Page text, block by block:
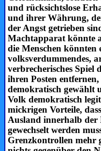
und rücksichtslose
und ihrer Währung,
der Angst getrieben
Machtapparat könnte
die Menschen könnten
volksverdummendes,
verbrecherisches Spiel
ihren Posten
demokratisch gewählt
Volk demokratisch
mickrigen Vorteile,
Ausland innerhalb der
gewechselt werden
Grenzkontrollen mehr